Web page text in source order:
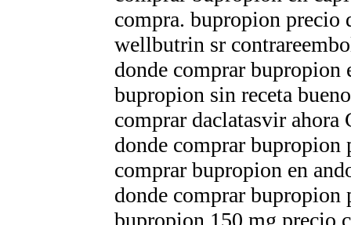
compra. bupropion precio
wellbutrin sr
donde comprar bupropion
bupropion sin receta
comprar daclatasvir ahora
donde comprar bupropion
comprar bupropion en
donde comprar bupropion
bupropion 150 mg precio